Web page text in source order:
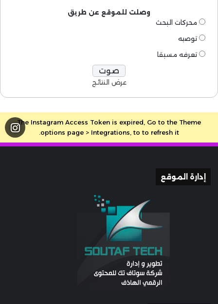
وصلت للموقع عن طريق
محركات البحث
توصيه
تعرفه مسبقا
عرض النتائج
The Instagram Access Token is expired, Go to the Theme
options page > Integrations, to to refresh it.
إدارة الموقع